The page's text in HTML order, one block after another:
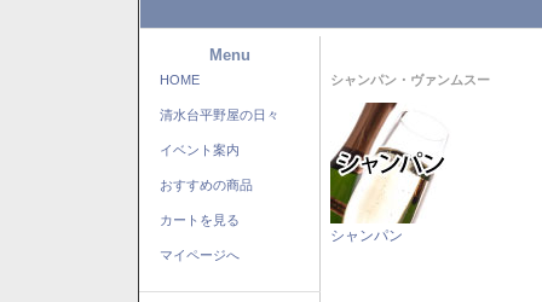
Menu
HOME
清水台平野屋の日々
イベント案内
おすすめの商品
カートを見る
マイページへ
シャンパン・ヴァンムスー
シャンパン